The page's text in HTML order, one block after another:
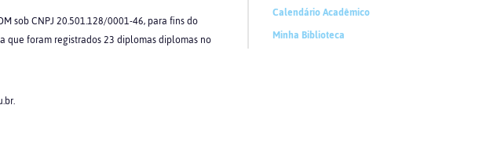
sob CNPJ 20.501.128/0001-46, para fins do
que foram registrados 23 diplomas diplomas no
Calendário Acadêmico
Minha Biblioteca